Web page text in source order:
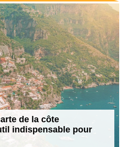
de la côte
indispensable pour